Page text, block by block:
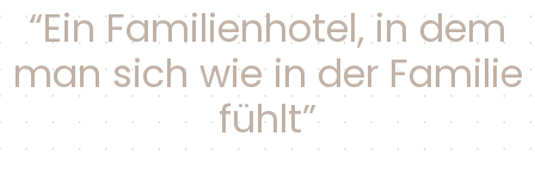
“Ein Familienhotel, in dem
man sich wie in der Familie
fühlt”